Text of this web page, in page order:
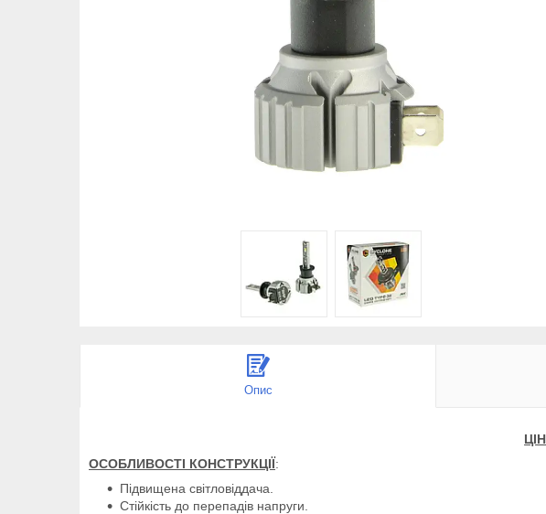
Опис
ОСОБЛИВОСТІ КОНСТРУКЦІЇ:
Підвищена світловіддача.
Стійкість до перепадів напруги.